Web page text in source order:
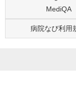
MediQA
病院なび利用